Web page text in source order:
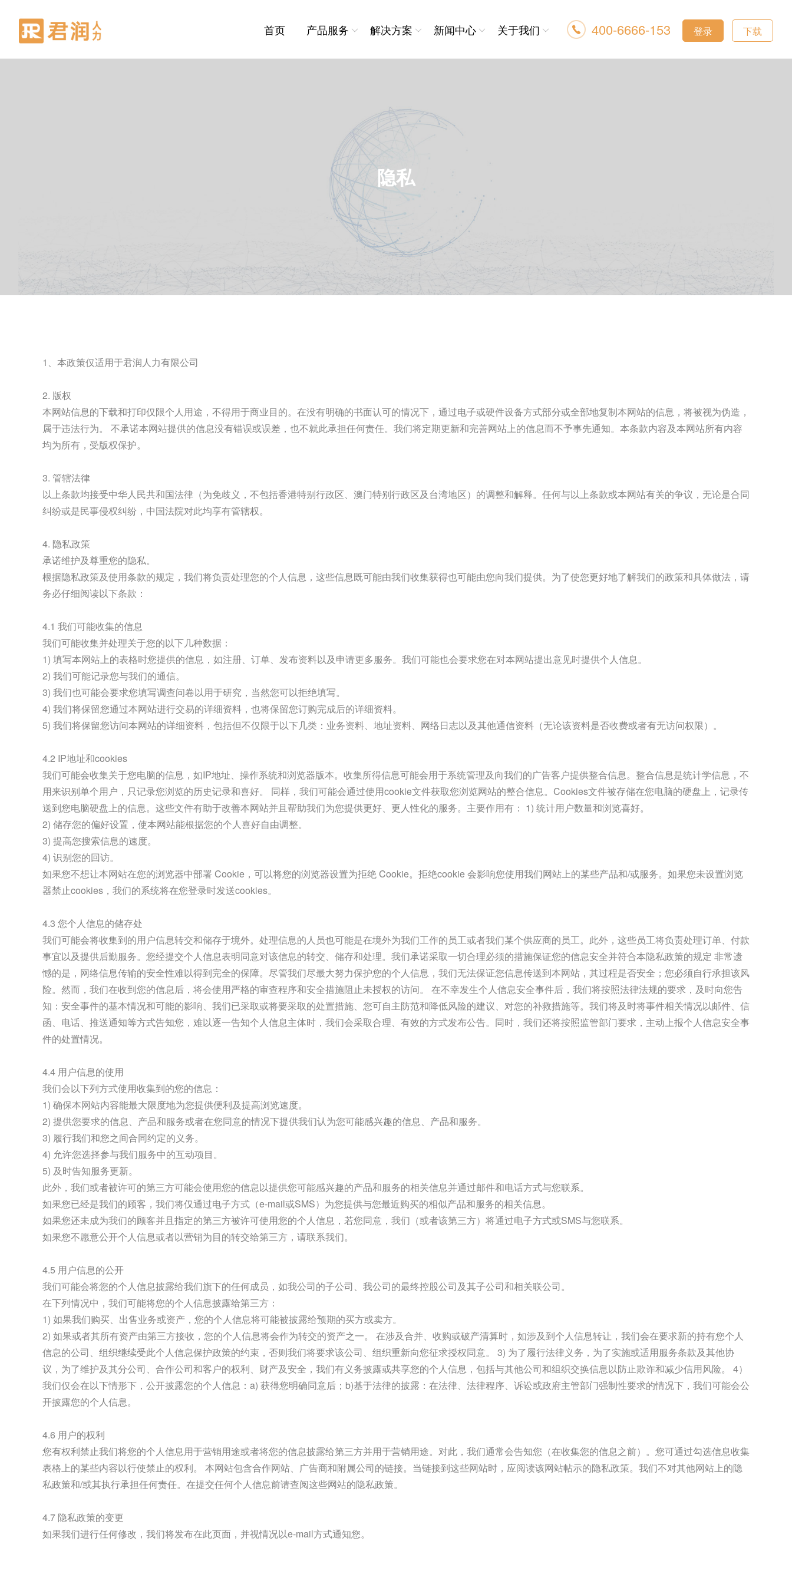
首页 产品服务
岗位外包
劳务派遣
海外人力资源服务
全国人事服务
全国社保公积金服务
背调服务
助残就业服务
解决方案
物业行业
新闻中心
研究院+
关于我们 400-6666-153 登录 下载
隐私
1、本政策仅适用于君润人力有限公司
2. 版权
本网站信息的下载和打印仅限个人用途，不得用于商业目的。在没有明确的书面认可的情况下，通过电子或硬件设备方式部分或全部地复制本网站的信息，将被视为伪造，
属于违法行为。 不承诺本网站提供的信息没有错误或误差，也不就此承担任何责任。我们将定期更新和完善网站上的信息而不予事先通知。本条款内容及本网站所有内容
均为所有，受版权保护。
3. 管辖法律
以上条款均接受中华人民共和国法律（为免歧义，不包括香港特别行政区、澳门特别行政区及台湾地区）的调整和解释。任何与以上条款或本网站有关的争议，无论是合同
纠纷或是民事侵权纠纷，中国法院对此均享有管辖权。
4. 隐私政策
承诺维护及尊重您的隐私。
根据隐私政策及使用条款的规定，我们将负责处理您的个人信息，这些信息既可能由我们收集获得也可能由您向我们提供。为了使您更好地了解我们的政策和具体做法，请
务必仔细阅读以下条款：
4.1 我们可能收集的信息
我们可能收集并处理关于您的以下几种数据：
1) 填写本网站上的表格时您提供的信息，如注册、订单、发布资料以及申请更多服务。我们可能也会要求您在对本网站提出意见时提供个人信息。
2) 我们可能记录您与我们的通信。
3) 我们也可能会要求您填写调查问卷以用于研究，当然您可以拒绝填写。
4) 我们将保留您通过本网站进行交易的详细资料，也将保留您订购完成后的详细资料。
5) 我们将保留您访问本网站的详细资料，包括但不仅限于以下几类：业务资料、地址资料、网络日志以及其他通信资料（无论该资料是否收费或者有无访问权限）。
4.2 IP地址和cookies
我们可能会收集关于您电脑的信息，如IP地址、操作系统和浏览器版本。收集所得信息可能会用于系统管理及向我们的广告客户提供整合信息。整合信息是统计学信息，不
用来识别单个用户，只记录您浏览的历史记录和喜好。 同样，我们可能会通过使用cookie文件获取您浏览网站的整合信息。Cookies文件被存储在您电脑的硬盘上，记录传
送到您电脑硬盘上的信息。这些文件有助于改善本网站并且帮助我们为您提供更好、更人性化的服务。主要作用有： 1) 统计用户数量和浏览喜好。
2) 储存您的偏好设置，使本网站能根据您的个人喜好自由调整。
3) 提高您搜索信息的速度。
4) 识别您的回访。
如果您不想让本网站在您的浏览器中部署 Cookie，可以将您的浏览器设置为拒绝 Cookie。拒绝cookie 会影响您使用我们网站上的某些产品和/或服务。如果您未设置浏览
器禁止cookies，我们的系统将在您登录时发送cookies。
4.3 您个人信息的储存处
我们可能会将收集到的用户信息转交和储存于境外。处理信息的人员也可能是在境外为我们工作的员工或者我们某个供应商的员工。此外，这些员工将负责处理订单、付款
事宜以及提供后勤服务。您经提交个人信息表明同意对该信息的转交、储存和处理。我们承诺采取一切合理必须的措施保证您的信息安全并符合本隐私政策的规定 非常遗
憾的是，网络信息传输的安全性难以得到完全的保障。尽管我们尽最大努力保护您的个人信息，我们无法保证您信息传送到本网站，其过程是否安全；您必须自行承担该风
险。然而，我们在收到您的信息后，将会使用严格的审查程序和安全措施阻止未授权的访问。 在不幸发生个人信息安全事件后，我们将按照法律法规的要求，及时向您告
知：安全事件的基本情况和可能的影响、我们已采取或将要采取的处置措施、您可自主防范和降低风险的建议、对您的补救措施等。我们将及时将事件相关情况以邮件、信
函、电话、推送通知等方式告知您，难以逐一告知个人信息主体时，我们会采取合理、有效的方式发布公告。同时，我们还将按照监管部门要求，主动上报个人信息安全事
件的处置情况。
4.4 用户信息的使用
我们会以下列方式使用收集到的您的信息：
1) 确保本网站内容能最大限度地为您提供便利及提高浏览速度。
2) 提供您要求的信息、产品和服务或者在您同意的情况下提供我们认为您可能感兴趣的信息、产品和服务。
3) 履行我们和您之间合同约定的义务。
4) 允许您选择参与我们服务中的互动项目。
5) 及时告知服务更新。
此外，我们或者被许可的第三方可能会使用您的信息以提供您可能感兴趣的产品和服务的相关信息并通过邮件和电话方式与您联系。
如果您已经是我们的顾客，我们将仅通过电子方式（e-mail或SMS）为您提供与您最近购买的相似产品和服务的相关信息。
如果您还未成为我们的顾客并且指定的第三方被许可使用您的个人信息，若您同意，我们（或者该第三方）将通过电子方式或SMS与您联系。
如果您不愿意公开个人信息或者以营销为目的转交给第三方，请联系我们。
4.5 用户信息的公开
我们可能会将您的个人信息披露给我们旗下的任何成员，如我公司的子公司、我公司的最终控股公司及其子公司和相关联公司。
在下列情况中，我们可能将您的个人信息披露给第三方：
1) 如果我们购买、出售业务或资产，您的个人信息将可能被披露给预期的买方或卖方。
2) 如果或者其所有资产由第三方接收，您的个人信息将会作为转交的资产之一。 在涉及合并、收购或破产清算时，如涉及到个人信息转让，我们会在要求新的持有您个人
信息的公司、组织继续受此个人信息保护政策的约束，否则我们将要求该公司、组织重新向您征求授权同意。 3) 为了履行法律义务，为了实施或适用服务条款及其他协
议，为了维护及其分公司、合作公司和客户的权利、财产及安全，我们有义务披露或共享您的个人信息，包括与其他公司和组织交换信息以防止欺诈和减少信用风险。 4）
我们仅会在以下情形下，公开披露您的个人信息：a) 获得您明确同意后；b)基于法律的披露：在法律、法律程序、诉讼或政府主管部门强制性要求的情况下，我们可能会公
开披露您的个人信息。
4.6 用户的权利
您有权利禁止我们将您的个人信息用于营销用途或者将您的信息披露给第三方并用于营销用途。对此，我们通常会告知您（在收集您的信息之前）。您可通过勾选信息收集
表格上的某些内容以行使禁止的权利。 本网站包含合作网站、广告商和附属公司的链接。当链接到这些网站时，应阅读该网站帖示的隐私政策。我们不对其他网站上的隐
私政策和/或其执行承担任何责任。在提交任何个人信息前请查阅这些网站的隐私政策。
4.7 隐私政策的变更
如果我们进行任何修改，我们将发布在此页面，并视情况以e-mail方式通知您。